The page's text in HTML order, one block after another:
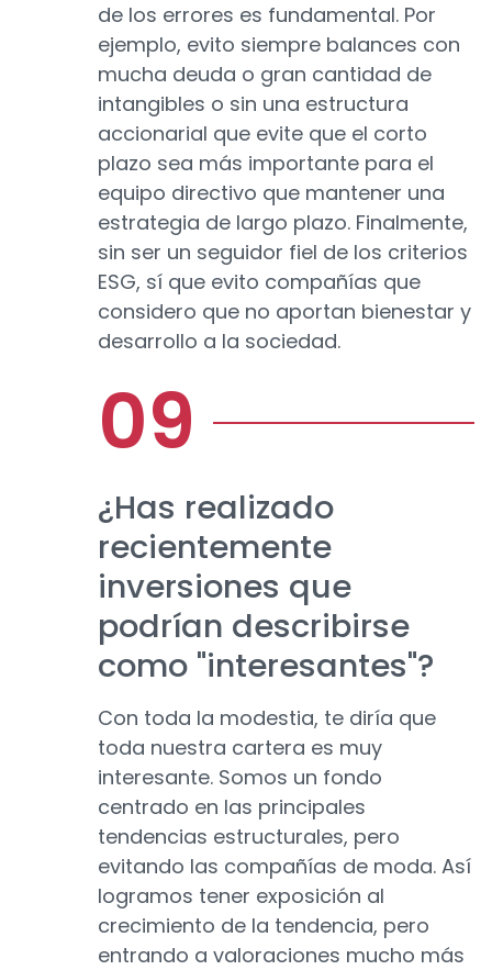
de los errores es fundamental. Por
ejemplo, evito siempre balances con
mucha deuda o gran cantidad de
intangibles o sin una estructura
accionarial que evite que el corto
plazo sea más importante para el
equipo directivo que mantener una
estrategia de largo plazo. Finalmente,
sin ser un seguidor fiel de los criterios
ESG, sí que evito compañías que
considero que no aportan bienestar y
desarrollo a la sociedad.
¿Has realizado
recientemente
inversiones que
podrían describirse
como "interesantes"?
Con toda la modestia, te diría que
toda nuestra cartera es muy
interesante. Somos un fondo
centrado en las principales
tendencias estructurales, pero
evitando las compañías de moda. Así
logramos tener exposición al
crecimiento de la tendencia, pero
entrando a valoraciones mucho más